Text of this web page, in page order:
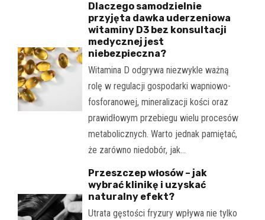
Dlaczego samodzielnie
przyjęta dawka uderzeniowa
witaminy D3 bez konsultacji
medycznej jest
niebezpieczna?
Witamina D odgrywa niezwykle ważną
rolę w regulacji gospodarki wapniowo-
fosforanowej, mineralizacji kości oraz
prawidłowym przebiegu wielu procesów
metabolicznych. Warto jednak pamiętać,
że zarówno niedobór, jak…
Przeszczep włosów – jak
wybrać klinikę i uzyskać
naturalny efekt?
Utrata gęstości fryzury wpływa nie tylko